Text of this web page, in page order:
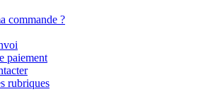
commande ?
paiement
rubriques